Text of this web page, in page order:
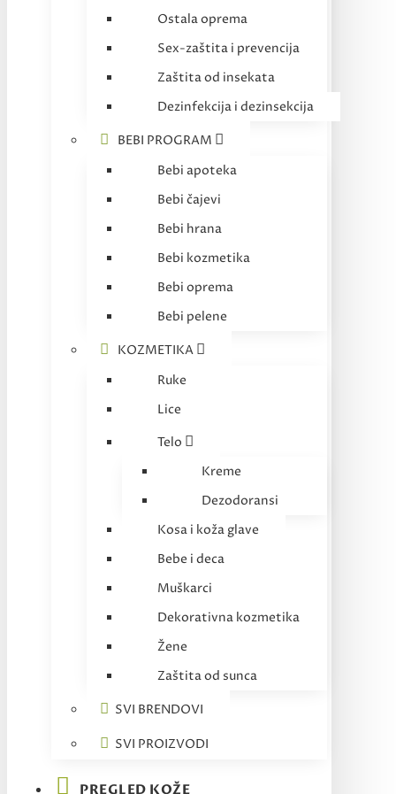
Ostala oprema
Sex-zaštita i prevencija
Zaštita od insekata
Dezinfekcija i dezinsekcija
BEBI PROGRAM
Bebi apoteka
Bebi čajevi
Bebi hrana
Bebi kozmetika
Bebi oprema
Bebi pelene
KOZMETIKA
Ruke
Lice
Telo
Kreme
Dezodoransi
Kosa i koža glave
Bebe i deca
Muškarci
Dekorativna kozmetika
Žene
Zaštita od sunca
SVI BRENDOVI
SVI PROIZVODI
PREGLED KOŽE